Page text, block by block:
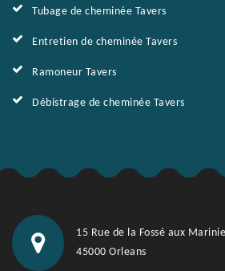
Tubage de cheminée Tavers
Entretien de cheminée Tavers
Ramoneur Tavers
Débistrage de cheminée Tavers
15 Rue de la Fossé aux
45000 Orleans